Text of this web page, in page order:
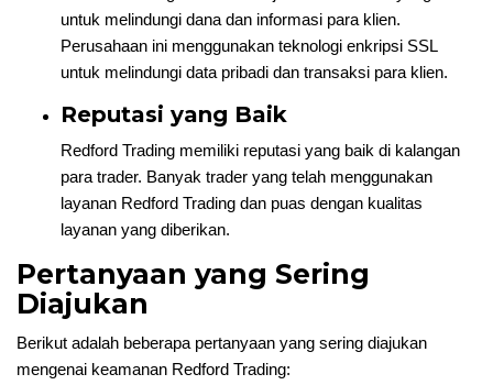
untuk melindungi dana dan informasi para klien.
Perusahaan ini menggunakan teknologi enkripsi SSL
untuk melindungi data pribadi dan transaksi para klien.
Reputasi yang Baik
Redford Trading memiliki reputasi yang baik di kalangan
para trader. Banyak trader yang telah menggunakan
layanan Redford Trading dan puas dengan kualitas
layanan yang diberikan.
Pertanyaan yang Sering
Diajukan
Berikut adalah beberapa pertanyaan yang sering diajukan
mengenai keamanan Redford Trading: